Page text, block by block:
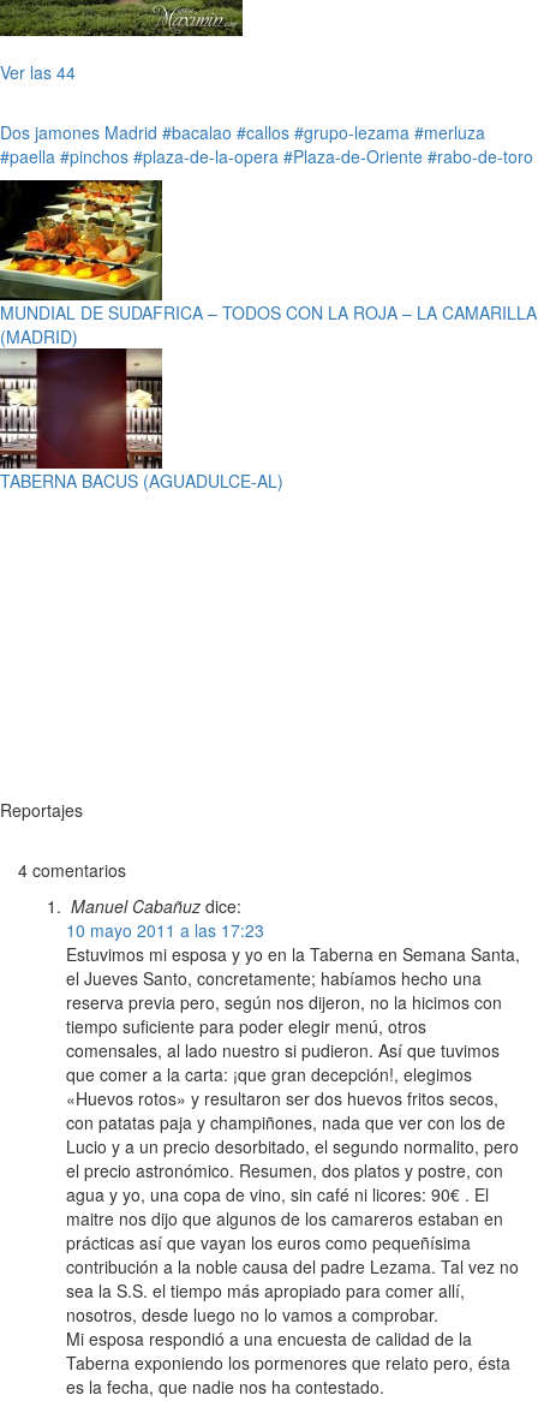
Ver las 44
Dos jamones Madrid #bacalao #callos #grupo-lezama #merluza
#paella #pinchos #plaza-de-la-opera #Plaza-de-Oriente #rabo-de-toro
MUNDIAL DE SUDAFRICA – TODOS CON LA ROJA – LA CAMARILLA
(MADRID)
TABERNA BACUS (AGUADULCE-AL)
Reportajes
4 comentarios
Manuel Cabañuz dice:
10 mayo 2011 a las 17:23
Estuvimos mi esposa y yo en la Taberna en Semana Santa,
el Jueves Santo, concretamente; habíamos hecho una
reserva previa pero, según nos dijeron, no la hicimos con
tiempo suficiente para poder elegir menú, otros
comensales, al lado nuestro si pudieron. Así que tuvimos
que comer a la carta: ¡que gran decepción!, elegimos
«Huevos rotos» y resultaron ser dos huevos fritos secos,
con patatas paja y champiñones, nada que ver con los de
Lucio y a un precio desorbitado, el segundo normalito, pero
el precio astronómico. Resumen, dos platos y postre, con
agua y yo, una copa de vino, sin café ni licores: 90€ . El
maitre nos dijo que algunos de los camareros estaban en
prácticas así que vayan los euros como pequeñísima
contribución a la noble causa del padre Lezama. Tal vez no
sea la S.S. el tiempo más apropiado para comer allí,
nosotros, desde luego no lo vamos a comprobar.
Mi esposa respondió a una encuesta de calidad de la
Taberna exponiendo los pormenores que relato pero, ésta
es la fecha, que nadie nos ha contestado.